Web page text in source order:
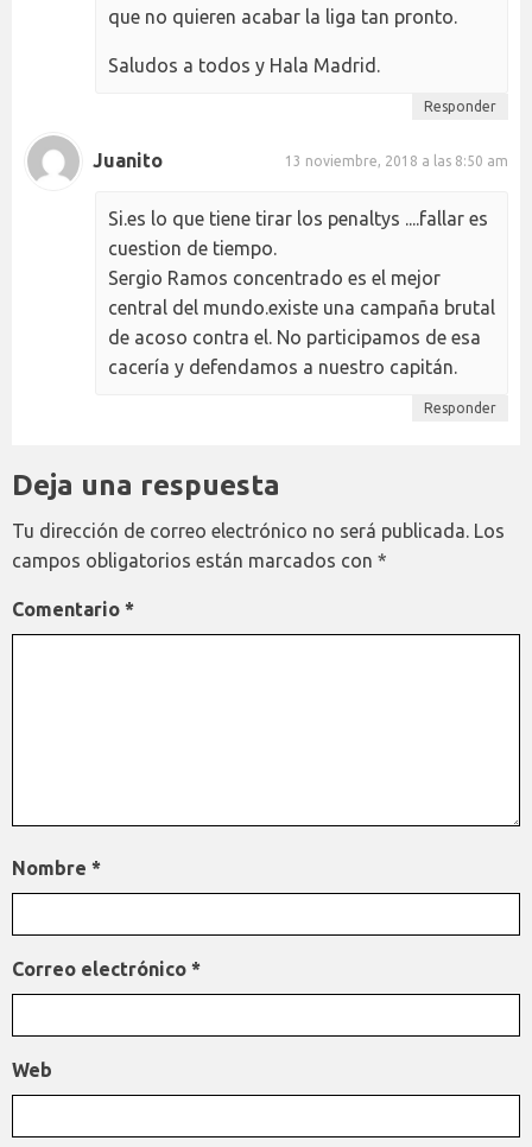
que no quieren acabar la liga tan pronto.
Saludos a todos y Hala Madrid.
Responder
Juanito 13 noviembre, 2018 a las 8:50 am
Si.es lo que tiene tirar los penaltys ....fallar es
cuestion de tiempo.
Sergio Ramos concentrado es el mejor
central del mundo.existe una campaña brutal
de acoso contra el. No participamos de esa
cacería y defendamos a nuestro capitán.
Responder
Deja una respuesta
Tu dirección de correo electrónico no será publicada. Los
campos obligatorios están marcados con *
Comentario *
Nombre *
Correo electrónico *
Web